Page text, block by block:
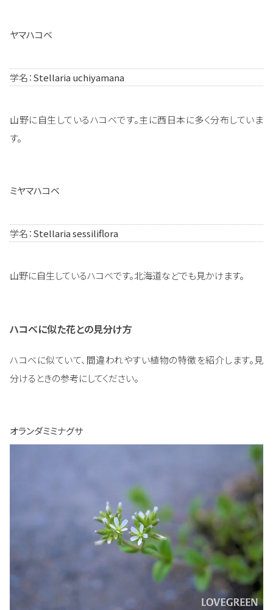
ヤマハコベ
学名：Stellaria uchiyamana
山野に自生しているハコベです。主に西日本に多く分布していま
す。
ミヤマハコベ
学名：Stellaria sessiliflora
山野に自生しているハコベです。北海道などでも見かけます。
ハコベに似た花との見分け方
ハコベに似ていて、間違われやすい植物の特徴を紹介します。見
分けるときの参考にしてください。
オランダミミナグサ